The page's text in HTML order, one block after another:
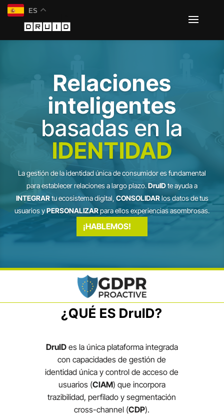
Relaciones
inteligentes
basadas en la
IDENTIDAD
La gestión de la identidad única de consumidor es fundamental
para establecer relaciones a largo plazo.DruIDte ayuda a
INTEGRARtu ecosistema digital, CONSOLIDARlos datos de tus
usuarios yPERSONALIZARpara ellos experiencias asombrosas.
¡HABLEMOS!
¿QUÉ ES DruID?
DruIDes la única plataforma integrada
con capacidades de gestión de
identidad única y control de acceso de
usuarios (CIAM) que incorpora
trazibilidad, perfilado y segmentación
cross-channel (CDP).
ES